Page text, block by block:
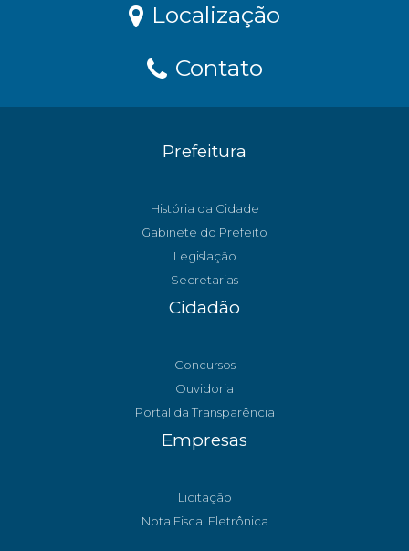
Localização
Contato
Prefeitura
História da Cidade
Gabinete do Prefeito
Legislação
Secretarias
Cidadão
Concursos
Ouvidoria
Portal da Transparência
Empresas
Licitação
Nota Fiscal Eletrônica